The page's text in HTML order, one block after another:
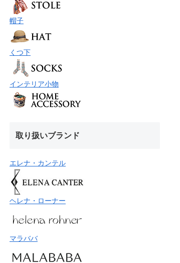
帽子
くつ下
インテリア小物
取り扱いブランド
エレナ・カンテル
ヘレナ・ローナー
マラババ